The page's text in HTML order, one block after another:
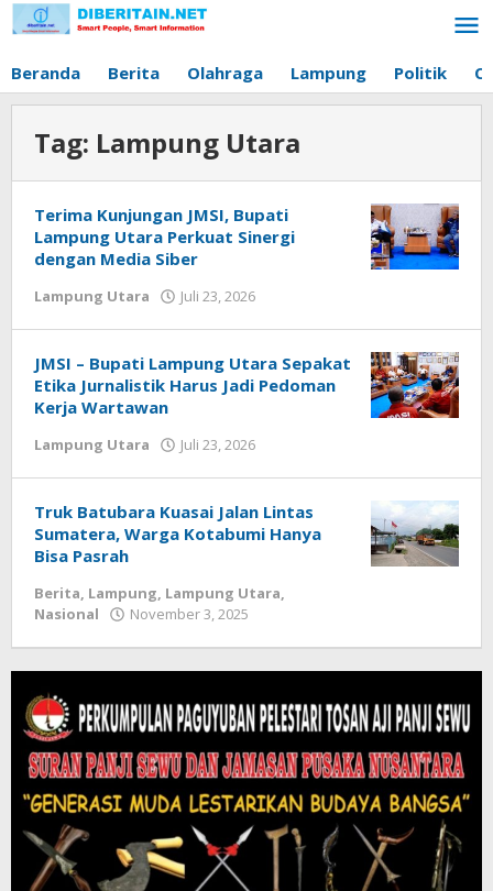
Lewati
ke
Beranda Berita Olahraga Lampung Politik
Tag: Lampung Utara
Terima Kunjungan JMSI, Bupati
Lampung Utara Perkuat Sinergi
dengan Media Siber
Lampung Utara Juli 23, 2026
JMSI – Bupati Lampung Utara Sepakat
Etika Jurnalistik Harus Jadi Pedoman
Kerja Wartawan
Lampung Utara Juli 23, 2026
Truk Batubara Kuasai Jalan Lintas
Sumatera, Warga Kotabumi Hanya
Bisa Pasrah
Berita, Lampung, Lampung Utara,
Nasional
November 3, 2025